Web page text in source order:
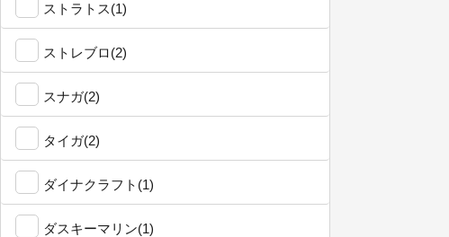
ストラトス(1)
ストレブロ(2)
スナガ(2)
タイガ(2)
ダイナクラフト(1)
ダスキーマリン(1)